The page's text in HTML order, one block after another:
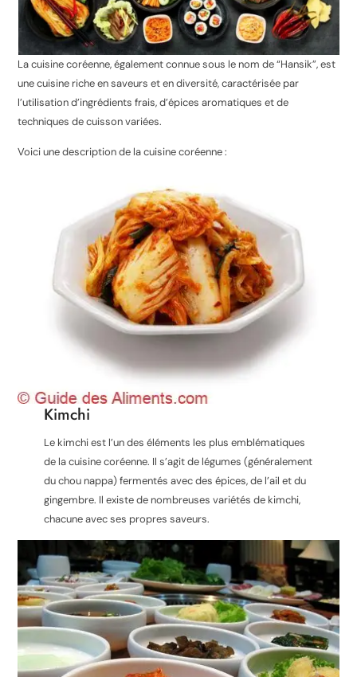
La cuisine coréenne, également connue sous le nom de “Hansik”, est
une cuisine riche en saveurs et en diversité, caractérisée par
l’utilisation d’ingrédients frais, d’épices aromatiques et de
techniques de cuisson variées.
Voici une description de la cuisine coréenne :
Kimchi
Le kimchi est l’un des éléments les plus emblématiques
de la cuisine coréenne. Il s’agit de légumes (généralement
du chou nappa) fermentés avec des épices, de l’ail et du
gingembre. Il existe de nombreuses variétés de kimchi,
chacune avec ses propres saveurs.